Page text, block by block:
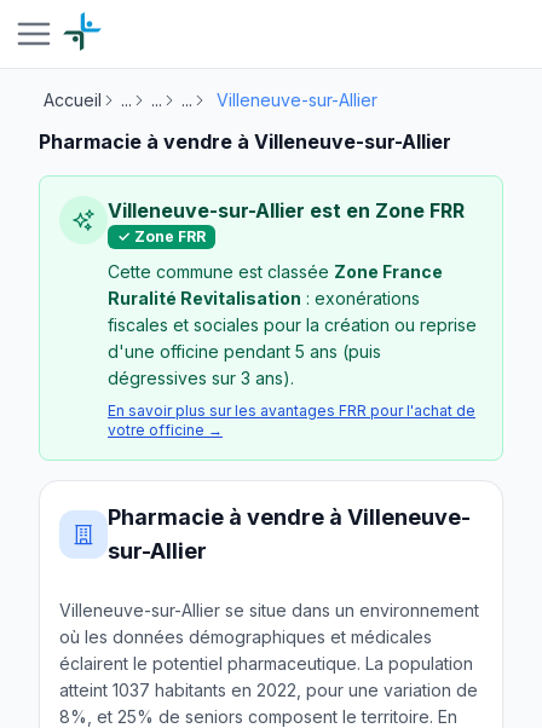
Accueil ... ... ... Villeneuve-sur-Allier
Pharmacie à vendre à Villeneuve-sur-Allier
Villeneuve-sur-Allier est en Zone FRR
✓ Zone FRR
Cette commune est classée Zone France
Ruralité Revitalisation : exonérations
fiscales et sociales pour la création ou reprise
d'une officine pendant 5 ans (puis
dégressives sur 3 ans).
En savoir plus sur les avantages FRR pour l'achat de
votre officine →
Pharmacie à vendre à Villeneuve-
sur-Allier
Villeneuve-sur-Allier se situe dans un environnement
où les données démographiques et médicales
éclairent le potentiel pharmaceutique. La population
atteint 1037 habitants en 2022, pour une variation de
8%, et 25% de seniors composent le territoire. En